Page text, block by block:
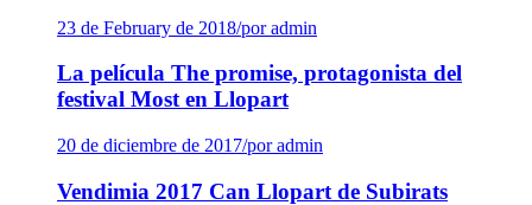
23 de February de 2018/por admin
La película The promise, protagonista del
festival Most en Llopart
20 de diciembre de 2017/por admin
Vendimia 2017 Can Llopart de Subirats